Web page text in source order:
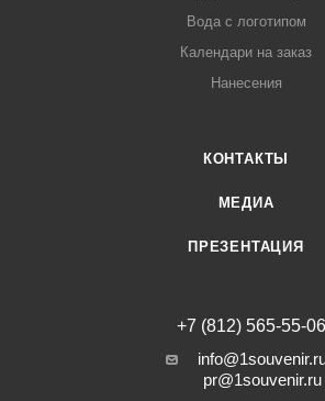
Вода с логотипом
Календари на заказ
Нанесения
КОНТАКТЫ
МЕДИА
ПРЕЗЕНТАЦИЯ
+7 (812) 565-55-06
pr@1souvenir.ru